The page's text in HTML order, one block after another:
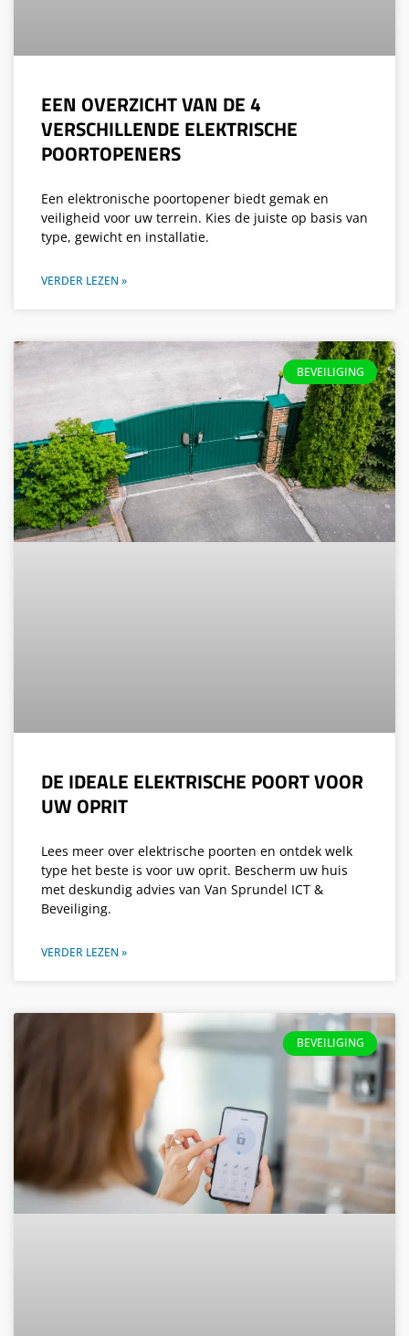
EEN OVERZICHT VAN DE 4
VERSCHILLENDE ELEKTRISCHE
POORTOPENERS
Een elektronische poortopener biedt gemak en
veiligheid voor uw terrein. Kies de juiste op basis van
type, gewicht en installatie.
VERDER LEZEN »
BEVEILIGING
DE IDEALE ELEKTRISCHE POORT VOOR
UW OPRIT
Lees meer over elektrische poorten en ontdek welk
type het beste is voor uw oprit. Bescherm uw huis
met deskundig advies van Van Sprundel ICT &
Beveiliging.
VERDER LEZEN »
BEVEILIGING